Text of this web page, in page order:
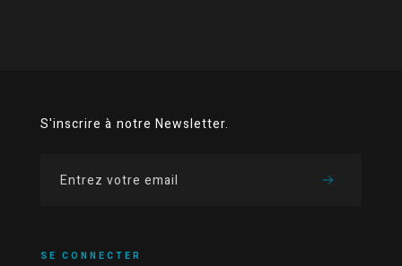
S'inscrire à notre Newsletter.
SE CONNECTER